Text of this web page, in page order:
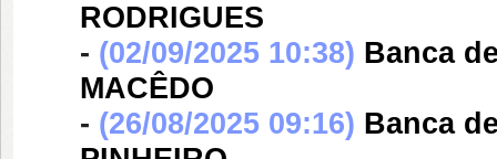
RODRIGUES
- (02/09/2025 10:38) Banca
MACÊDO
- (26/08/2025 09:16) Banca